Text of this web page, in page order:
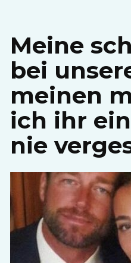
Meine
bei
meinen
ich ihr
nie